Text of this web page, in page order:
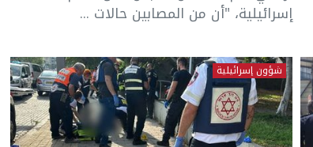
إسرائيلية، "أن من المصابين حالات ...
شؤون إسرائيلية